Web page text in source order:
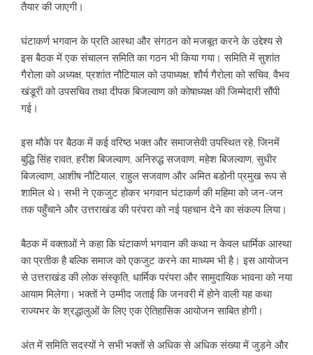
तैयार की जाएगी।
घंटाकर्ण भगवान के प्रति आस्था और संगठन को मजबूत करने के उद्देश्य से
इस बैठक में एक संचालन समिति का गठन भी किया गया। समिति में सुशांत
गैरोला को अध्यक्ष, प्रशांत नौटियाल को उपाध्यक्ष, शौर्य गैरोला को सचिव, वैभव
खंडूरी को उपसचिव तथा दीपक बिजल्वाण को कोषाध्यक्ष की जिम्मेदारी सौंपी
गई।
इस मौके पर बैठक में कई वरिष्ठ भक्त और समाजसेवी उपस्थित रहे, जिनमें
बुद्धि सिंह रावत, हरीश बिजल्वाण, अनिरुद्ध सजवाण, महेश बिजल्वाण, सुधीर
बिजल्वाण, आशीष नौटियाल, राहुल सजवाण और अमित बडोनी प्रमुख रूप से
शामिल थे। सभी ने एकजुट होकर भगवान घंटाकर्ण की महिमा को जन-जन
तक पहुँचाने और उत्तराखंड की परंपरा को नई पहचान देने का संकल्प लिया।
बैठक में वक्ताओं ने कहा कि घंटाकर्ण भगवान की कथा न केवल धार्मिक आस्था
का प्रतीक है बल्कि समाज को एकजुट करने का माध्यम भी है। इस आयोजन
से उत्तराखंड की लोक संस्कृति, धार्मिक परंपरा और सामुदायिक भावना को नया
आयाम मिलेगा। भक्तों ने उम्मीद जताई कि जनवरी में होने वाली यह कथा
राज्यभर के श्रद्धालुओं के लिए एक ऐतिहासिक आयोजन साबित होगी।
अंत में समिति सदस्यों ने सभी भक्तों से अधिक से अधिक संख्या में जुड़ने और